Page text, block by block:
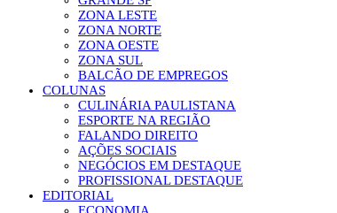
ZONA LESTE
ZONA NORTE
ZONA OESTE
ZONA SUL
BALCÃO DE EMPREGOS
COLUNAS
CULINÁRIA PAULISTANA
ESPORTE NA REGIÃO
FALANDO DIREITO
AÇÕES SOCIAIS
NEGÓCIOS EM DESTAQUE
PROFISSIONAL DESTAQUE
EDITORIAL